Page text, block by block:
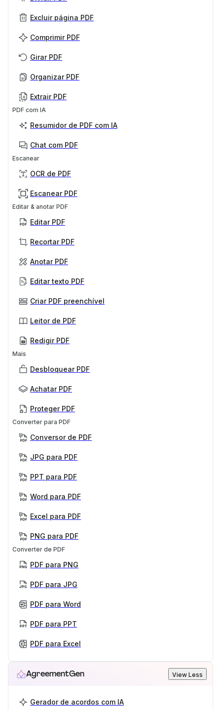
Excluir página PDF
Comprimir PDF
Girar PDF
Organizar PDF
Extrair PDF
PDF com IA
Resumidor de PDF com IA
Chat com PDF
Escanear
OCR de PDF
Escanear PDF
Editar & anotar PDF
Editar PDF
Recortar PDF
Anotar PDF
Editar texto PDF
Criar PDF preenchível
Leitor de PDF
Redigir PDF
Mais
Desbloquear PDF
Achatar PDF
Proteger PDF
Converter para PDF
Conversor de PDF
JPG para PDF
PPT para PDF
Word para PDF
Excel para PDF
PNG para PDF
Converter de PDF
PDF para PNG
PDF para JPG
PDF para Word
PDF para PPT
PDF para Excel
AgreementGen View Less
Gerador de acordos com IA